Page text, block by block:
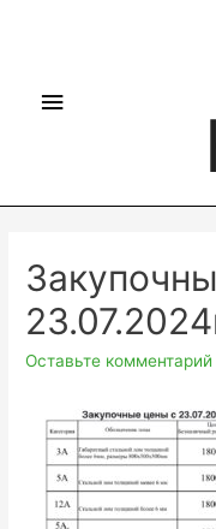
Оставьте комментарий